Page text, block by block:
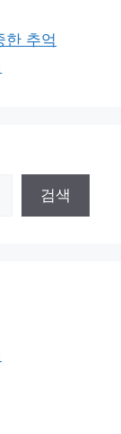
한 추억
검색